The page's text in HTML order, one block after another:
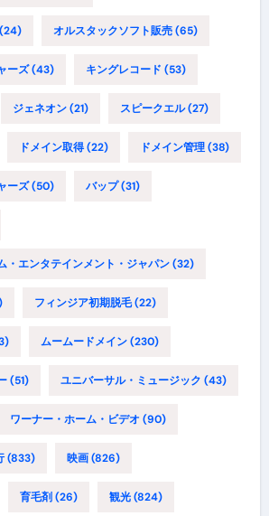
オルスタックソフト販売(65)
ーズ(43) キングレコード (53)
ジェネオン(21) スピークエル(27)
ドメイン取得(22) ドメイン管理(38)
ーズ(50) バップ(31)
・エンタテインメント・ジャパン(32)
フィンジア初期脱毛(22)
ムームードメイン(230)
(51) ユニバーサル・ミュージック (43)
ワーナー・ホーム・ビデオ (90)
(833) 映画(826)
育毛剤(26) 観光(824)